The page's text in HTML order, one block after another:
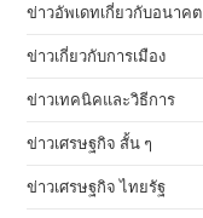
ข่าวอัพเดทเกี่ยวกับอนาคต
ข่าวเกี่ยวกับการเมือง
ข่าวเทคนิคและวิธีการ
ข่าวเศรษฐกิจ สั้น ๆ
ข่าวเศรษฐกิจ ไทยรัฐ